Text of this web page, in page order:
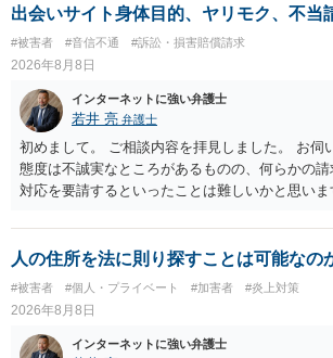
る法律違反に該当するといわれ」とのことです
ていない何らかの背景事情があれば、回答は180
ん。公開の場で詳細を投稿することは不適当と思
士へ直接相談した方がよいでしょう。
出会いサイト身体目的、ヤリモク、不当
#被害者 #音信不通 #訴訟・損害賠償請求
2026年8月8日
インターネットに強い弁護士
若井 亮 弁護士
初めまして。 ご相談内容を拝見しました。 お伺
態度は不誠実なところがあるものの、何らかの
対応を要請するといったことは難しいかと思い
人の住所を法に則り探すことは可能なの
#被害者 #個人・プライベート #加害者 #炎上対策
2026年8月8日
インターネットに強い弁護士